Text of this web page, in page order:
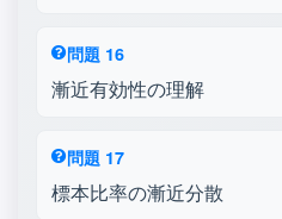
問題 16
漸近有効性の理解
問題 17
標本比率の漸近分散